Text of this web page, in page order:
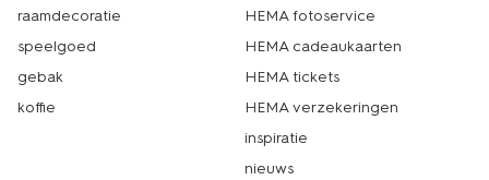
raamdecoratie
speelgoed
gebak
koffie
HEMA fotoservice
HEMA cadeaukaarten
HEMA tickets
HEMA verzekeringen
inspiratie
nieuws